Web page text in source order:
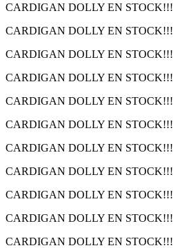
CARDIGAN DOLLY EN STOCK!!!
CARDIGAN DOLLY EN STOCK!!!
CARDIGAN DOLLY EN STOCK!!!
CARDIGAN DOLLY EN STOCK!!!
CARDIGAN DOLLY EN STOCK!!!
CARDIGAN DOLLY EN STOCK!!!
CARDIGAN DOLLY EN STOCK!!!
CARDIGAN DOLLY EN STOCK!!!
CARDIGAN DOLLY EN STOCK!!!
CARDIGAN DOLLY EN STOCK!!!
CARDIGAN DOLLY EN STOCK!!!